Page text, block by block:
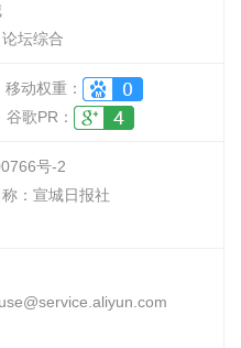
坛综合
移动权重：
谷歌PR：
号-2
： 宣城日报社